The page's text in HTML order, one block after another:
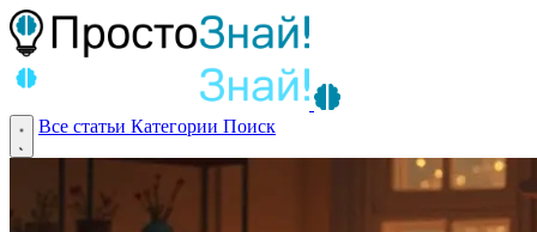
Все статьи Категории Поиск